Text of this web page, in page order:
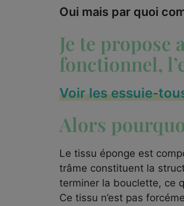
Oui mais par quoi
Je te
fonctionnel,
Voir les essuie-
Alors
Le tissu éponge est
trâme constituent la
terminer la bouclette, ce
Ce tissu n’est pas